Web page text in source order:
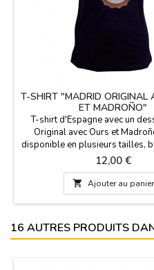
T-SHIRT "MADRID ORIGINAL
ET MADROÑO"
T-shirt d'Espagne avec un
Original avec Ours et
disponible en plusieurs tailles,
est fait de 100% coton et il est
de ne pas repasser sur le
Prix
12,00 €
 Ajouter au panier
16 AUTRES PRODUITS